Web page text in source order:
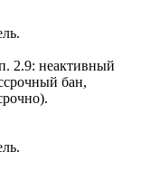
2.9: неактивный
бан,